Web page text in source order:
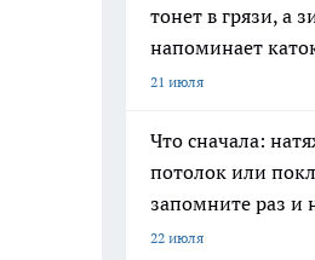
тонет в грязи, а
напоминает
21 июля
Что сначала:
потолок или
запомните раз и
22 июля